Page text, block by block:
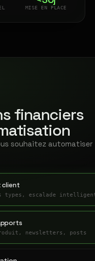
MISE EN PLACE
financiers
souhaitez automatiser
client
types, escalade
newsletters, posts